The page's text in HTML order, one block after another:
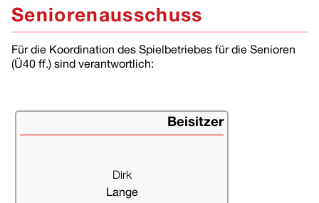
Seniorenausschuss
Für die Koordination des Spielbetriebes für die Senioren
(Ü40 ff.) sind verantwortlich:
Beisitzer
Dirk
Lange